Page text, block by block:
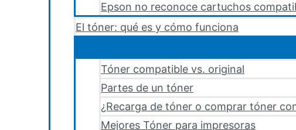
Epson no reconoce cartuchos
El tóner: qué es y cómo funciona
Tóner compatible vs. original
Partes de un tóner
¿Recarga de tóner o comprar tóner
Mejores Tóner para impresoras